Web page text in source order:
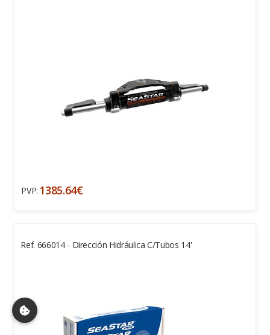
PVP: 1385.64€
Ref. 666014 - Dirección Hidráulica C/tubos 14'